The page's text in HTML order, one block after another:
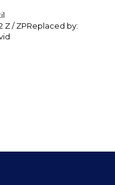
Z / ZPReplaced by: